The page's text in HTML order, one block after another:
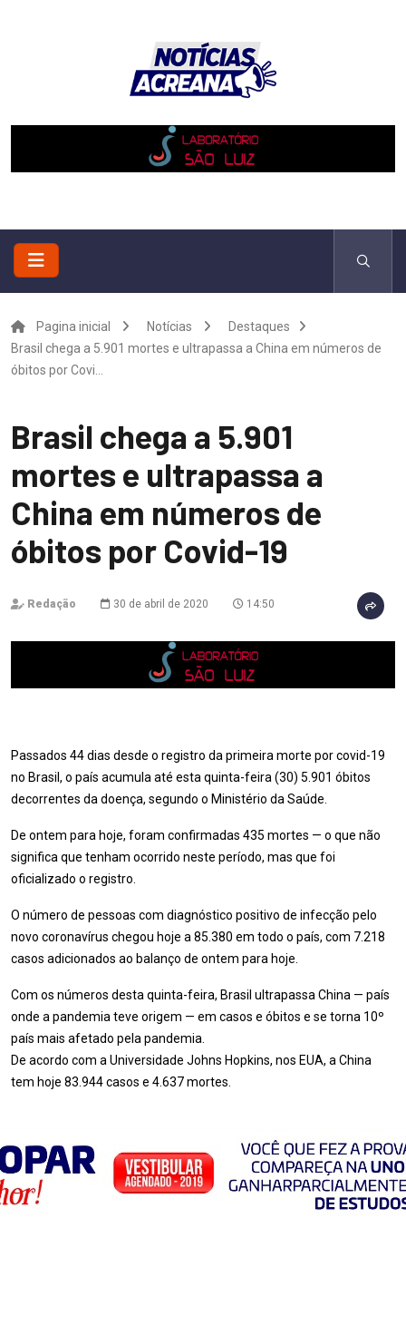
Pagina inicial Notícias
Destaques
Brasil chega a 5.901 mortes e ultrapassa a China em números de
óbitos por Covi...
Brasil chega a 5.901
mortes e ultrapassa a
China em números de
óbitos por Covid-19
Redação 30 de abril de 2020 14:50
Passados 44 dias desde o registro da primeira morte por covid-19
no Brasil, o país acumula até esta quinta-feira (30) 5.901 óbitos
decorrentes da doença, segundo o Ministério da Saúde.
De ontem para hoje, foram confirmadas 435 mortes — o que não
significa que tenham ocorrido neste período, mas que foi
oficializado o registro.
O número de pessoas com diagnóstico positivo de infecção pelo
novo coronavírus chegou hoje a 85.380 em todo o país, com 7.218
casos adicionados ao balanço de ontem para hoje.
Com os números desta quinta-feira, Brasil ultrapassa China — país
onde a pandemia teve origem — em casos e óbitos e se torna 10º
país mais afetado pela pandemia.
De acordo com a Universidade Johns Hopkins, nos EUA, a China
tem hoje 83.944 casos e 4.637 mortes.